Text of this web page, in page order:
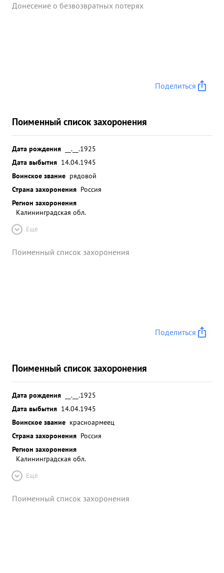
Донесение о безвозвратных потерях
Поделиться
Поименный список захоронения
Дата рождения
__.__.1925
Дата выбытия 14.04.1945
Воинское звание рядовой
Страна захоронения Россия
Регион захоронения
Калининградская обл.
Ещё
Поименный список захоронения
Поделиться
Поименный список захоронения
Дата рождения
__.__.1925
Дата выбытия 14.04.1945
Воинское звание красноармеец
Страна захоронения Россия
Регион захоронения
Калининградская обл.
Ещё
Поименный список захоронения